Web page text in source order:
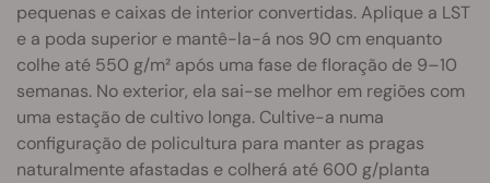
pequenas e caixas de interior convertidas. Aplique a LST
e a poda superior e mantê-la-á nos 90 cm enquanto
colhe até 550 g/m² após uma fase de floração de 9–10
semanas. No exterior, ela sai-se melhor em regiões com
uma estação de cultivo longa. Cultive-a numa
configuração de policultura para manter as pragas
naturalmente afastadas e colherá até 600 g/planta